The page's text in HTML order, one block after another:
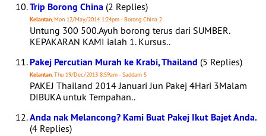
Trip Borong China (2 Replies)
Kelantan, Mon 12/May/2014 1:24pm - Borong China 2
Untung 300 500.Ayuh borong terus dari SUMBER.
KEPAKARAN KAMI ialah 1. Kursus..
Pakej Percutian Murah ke Krabi, Thailand (5 Replies)
Kelantan, Thu 19/Dec/2013 8:59am - Saddam 5
PAKEJ Thailand 2014 Januari Jun Pakej 4Hari 3Malam
DIBUKA untuk Tempahan..
Anda nak Melancong? Kami Buat Pakej Ikut Bajet Anda.
(4 Replies)